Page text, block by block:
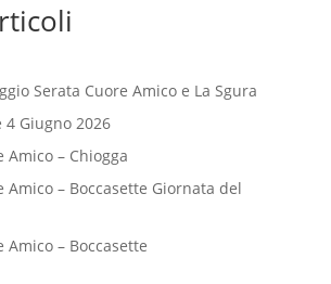
Serata Cuore Amico e La Sgura
4 Giugno 2026
Amico – Chiogga
Amico – Boccasette Giornata del
Amico – Boccasette